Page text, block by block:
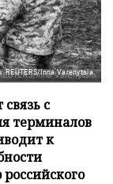
REUTERS/Inna Varenytsia
с
терминалов
к